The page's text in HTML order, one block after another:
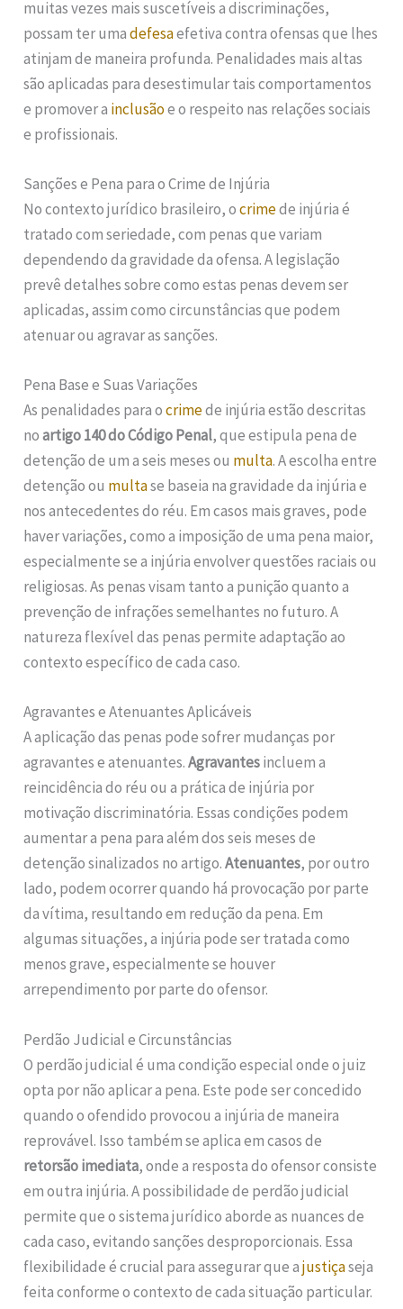
muitas vezes mais suscetíveis a discriminações,
possam ter umadefesaefetiva contra ofensas que lhes
atinjam de maneira profunda. Penalidades mais altas
são aplicadas para desestimular tais comportamentos
e promover a inclusãoe o respeito nas relações sociais
e profissionais.
Sanções e Pena para o Crime de Injúria
No contexto jurídico brasileiro, ocrimede injúria é
tratado com seriedade, com penas que variam
dependendo da gravidade da ofensa. A legislação
prevê detalhes sobre como estas penas devem ser
aplicadas, assim como circunstâncias que podem
atenuar ou agravar as sanções.
Pena Base e Suas Variações
As penalidades para ocrimede injúria estão descritas
noartigo 140 do Código Penal, que estipula pena de
detenção de um a seis meses ou multa. A escolha entre
detenção ou multase baseia na gravidade da injúria e
nos antecedentes do réu. Em casos mais graves, pode
haver variações, como a imposição de uma pena maior,
especialmente se a injúria envolver questões raciais ou
religiosas. As penas visam tanto a punição quanto a
prevenção de infrações semelhantes no futuro. A
natureza flexível das penas permite adaptação ao
contexto específico de cada caso.
Agravantes e Atenuantes Aplicáveis
A aplicação das penas pode sofrer mudanças por
agravantes e atenuantes.Agravantesincluem a
reincidência do réu ou a prática de injúria por
motivação discriminatória. Essas condições podem
aumentar a pena para além dos seis meses de
detenção sinalizados no artigo.Atenuantes, por outro
lado, podem ocorrer quando há provocação por parte
da vítima, resultando em redução da pena. Em
algumas situações, a injúria pode ser tratada como
menos grave, especialmente se houver
arrependimento por parte do ofensor.
Perdão Judicial e Circunstâncias
O perdão judicial é uma condição especial onde o juiz
opta por não aplicar a pena. Este pode ser concedido
quando o ofendido provocou a injúria de maneira
reprovável. Isso também se aplica em casos de
retorsão imediata, onde a resposta do ofensor consiste
em outra injúria. A possibilidade de perdão judicial
permite que o sistema jurídico aborde as nuances de
cada caso, evitando sanções desproporcionais. Essa
flexibilidade é crucial para assegurar que ajustiçaseja
feita conforme o contexto de cada situação particular.